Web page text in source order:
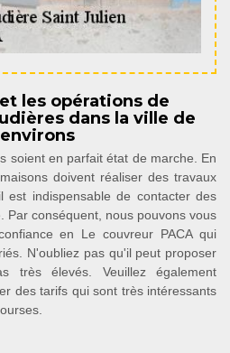
les opérations de
dans la ville de
soient en parfait état de marche. En
doivent réaliser des travaux
est indispensable de contacter des
Par conséquent, nous pouvons vous
en Le couvreur PACA qui
N'oubliez pas qu'il peut proposer
élevés. Veuillez également
des tarifs qui sont très intéressants